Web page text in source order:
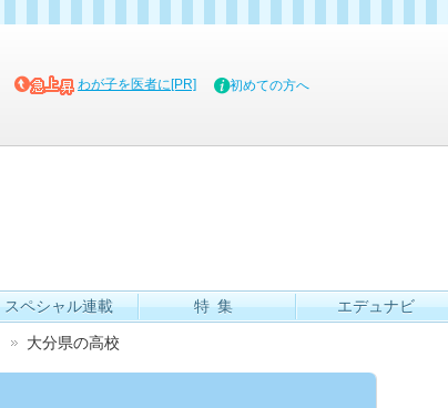
わが子を医者に[PR] 初めての方へ
スペシャル連載 特集 エデュナビ
大分県の高校